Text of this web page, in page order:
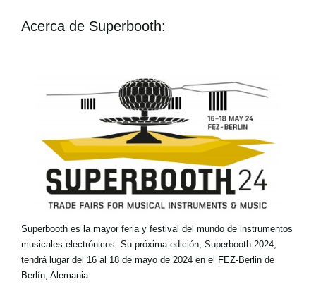
Acerca de Superbooth:
Superbooth es la mayor feria y festival del mundo de instrumentos
musicales electrónicos. Su próxima edición, Superbooth 2024,
tendrá lugar del 16 al 18 de mayo de 2024 en el FEZ-Berlin de
Berlín, Alemania.